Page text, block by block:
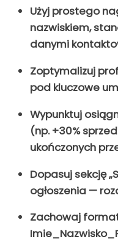
Użyj prostego
nazwiskiem,
danymi
Zoptymalizuj
pod kluczowe
Wypunktuj
(np. +30%
ukończonych
Dopasuj sekcję
ogłoszenia —
Zachowaj format